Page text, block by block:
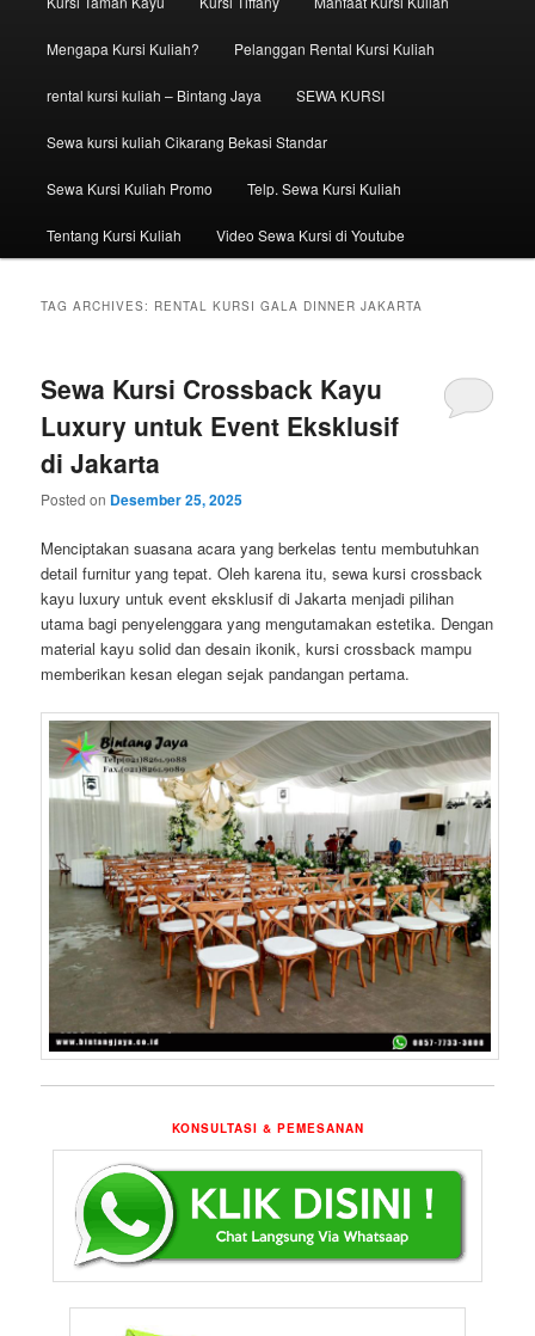
Mengapa Kursi Kuliah? Pelanggan Rental Kursi Kuliah
rental kursi kuliah – Bintang Jaya SEWA KURSI
Sewa kursi kuliah Cikarang Bekasi Standar
Sewa Kursi Kuliah Promo Telp. Sewa Kursi Kuliah
Tentang Kursi Kuliah Video Sewa Kursi di Youtube
TAG ARCHIVES: RENTAL KURSI GALA DINNER JAKARTA
Sewa Kursi Crossback Kayu
Luxury untuk Event Eksklusif
di Jakarta
Posted on Desember 25, 2025
Menciptakan suasana acara yang berkelas tentu membutuhkan
detail furnitur yang tepat. Oleh karena itu, sewa kursi crossback
kayu luxury untuk event eksklusif di Jakarta menjadi pilihan
utama bagi penyelenggara yang mengutamakan estetika. Dengan
material kayu solid dan desain ikonik, kursi crossback mampu
memberikan kesan elegan sejak pandangan pertama.
KONSULTASI & PEMESANAN